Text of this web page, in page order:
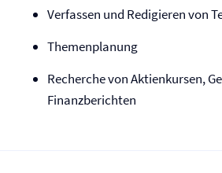
Verfassen und Redigieren von
Themenplanung
Recherche von Aktienkursen,
Finanzberichten